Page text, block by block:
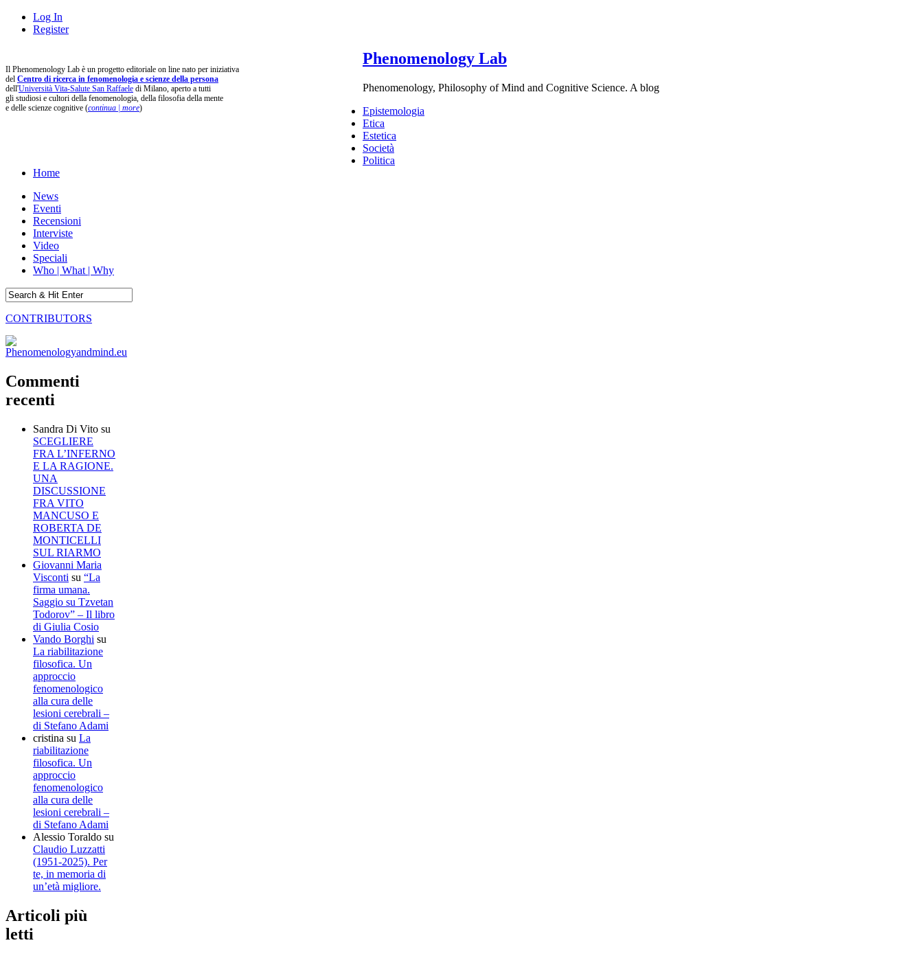
Log In
Register
Il Phenomenology Lab è un progetto editoriale on line nato per iniziativa
del Centro di ricerca in fenomenologia e scienze della persona
dell'Università Vita-Salute San Raffaele di Milano, aperto a tutti
gli studiosi e cultori della fenomenologia, della filosofia della mente
e delle scienze cognitive (continua | more)
Phenomenology Lab
Phenomenology, Philosophy of Mind and Cognitive Science. A blog
Epistemologia
Etica
Estetica
Società
Politica
Home
News
Eventi
Recensioni
Interviste
Video
Speciali
Who | What | Why
CONTRIBUTORS
Commenti
recenti
Sandra Di Vito su
SCEGLIERE
FRA L’INFERNO
E LA RAGIONE.
UNA
DISCUSSIONE
FRA VITO
MANCUSO E
ROBERTA DE
MONTICELLI
SUL RIARMO
Giovanni Maria
Visconti su “La
firma umana.
Saggio su Tzvetan
Todorov” – Il libro
di Giulia Cosio
Vando Borghi su
La riabilitazione
filosofica. Un
approccio
fenomenologico
alla cura delle
lesioni cerebrali –
di Stefano Adami
cristina su La
riabilitazione
filosofica. Un
approccio
fenomenologico
alla cura delle
lesioni cerebrali –
di Stefano Adami
Alessio Toraldo su
Claudio Luzzatti
(1951-2025). Per
te, in memoria di
un’età migliore.
Articoli più
letti